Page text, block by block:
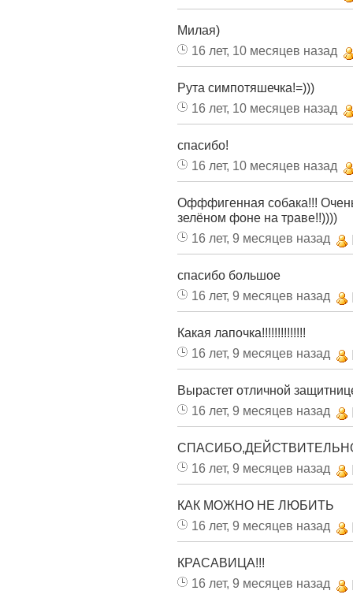
Милая)
16 лет, 10 месяцев назад
Рута симпотяшечка!=)))
16 лет, 10 месяцев назад
спасибо!
16 лет, 10 месяцев назад
Офффигенная собака!!!
зелёном фоне на траве!!))))
16 лет, 9 месяцев назад
спасибо большое
16 лет, 9 месяцев назад
Какая лапочка!!!!!!!!!!!!!!
16 лет, 9 месяцев назад
Вырастет отличной
16 лет, 9 месяцев назад
16 лет, 9 месяцев назад
КАК МОЖНО НЕ ЛЮБИТЬ
16 лет, 9 месяцев назад
КРАСАВИЦА!!!
16 лет, 9 месяцев назад